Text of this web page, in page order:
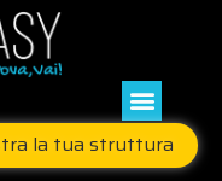
Menu
la tua struttura